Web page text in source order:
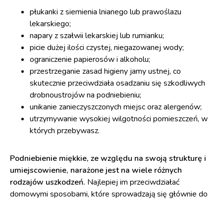
płukanki z siemienia lnianego lub prawoślazu
lekarskiego;
napary z szałwii lekarskiej lub rumianku;
picie dużej ilości czystej, niegazowanej wody;
ograniczenie papierosów i alkoholu;
przestrzeganie zasad higieny jamy ustnej, co
skutecznie przeciwdziała osadzaniu się szkodliwych
drobnoustrojów na podniebieniu;
unikanie zanieczyszczonych miejsc oraz alergenów;
utrzymywanie wysokiej wilgotności pomieszczeń, w
których przebywasz.
Podniebienie miękkie, ze względu na swoją strukturę i
umiejscowienie, narażone jest na wiele różnych
rodzajów uszkodzeń. Najlepiej im przeciwdziałać
domowymi sposobami, które sprowadzają się głównie do